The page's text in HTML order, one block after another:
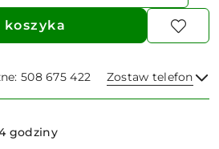
koszyka
508 675 422 Zostaw telefon
godziny